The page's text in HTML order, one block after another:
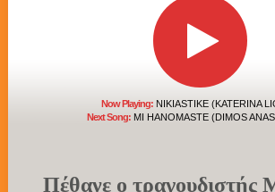
Now Playing: NIKIASTIKE (KATERINA
Next Song: MI HANOMASTE (DIMOS
Πέθανε ο τραγουδιστής